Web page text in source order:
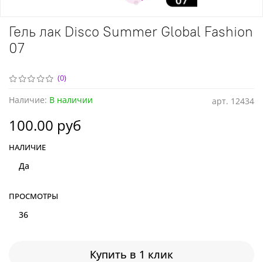
(0)
арт. 12434
Наличие: В наличии
Гель лак Disco Summer Global Fashion
07
100.00 руб
Купить в 1 клик
НАЛИЧИЕ
Да
ПРОСМОТРЫ
36